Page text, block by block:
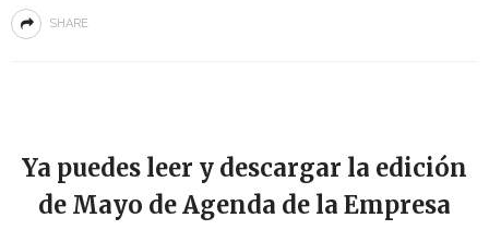
SHARE
Ya puedes leer y descargar la edición
de Mayo de Agenda de la Empresa